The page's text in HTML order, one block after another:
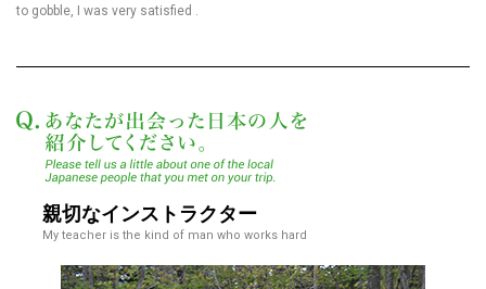
to gobble, I was very satisfied .
親切なインストラクター
My teacher is the kind of man who works hard